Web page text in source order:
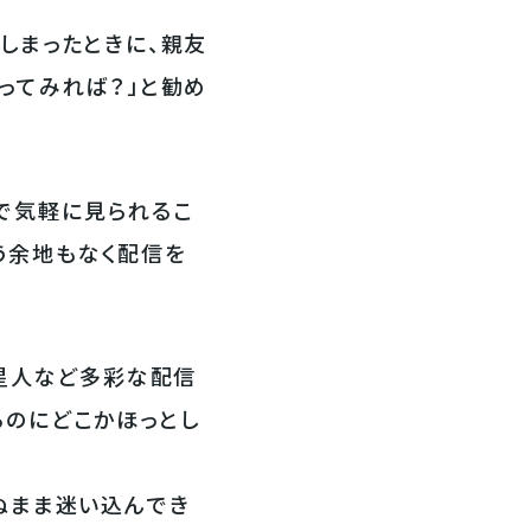
まったときに、親友
てみれば？」と勧め
気軽に見られるこ
地もなく配信を
人など多彩な配信
にどこかほっとし
まま迷い込んでき